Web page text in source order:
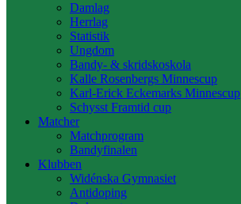
Damlag
Herrlag
Statistik
Ungdom
Bandy- & skridskoskola
Kalle Rosenbergs Minnescup
Karl-Erick Eckemarks Minnescup
Schysst Framtid cup
Matcher
Matchprogram
Bandyfinalen
Klubben
Widénska Gymnasiet
Antidoping